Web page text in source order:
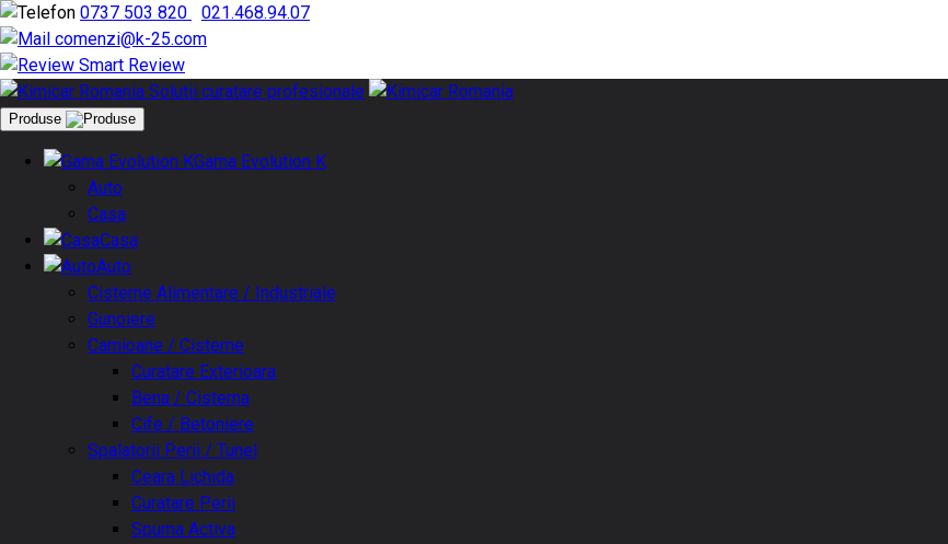
0737 503 820
021.468.94.07
comenzi@k-25.com
Smart Review
Produse
Gama Evolution K
Auto
Casa
Casa
Auto
Cisterne Alimentare / Industriale
Gunoiere
Camioane / Cisterne
Curatare Exterioara
Bena / Cisterna
Cife / Betoniere
Spalatorii Perii / Tunel
Ceara Lichida
Curatare Perii
Spuma Activa